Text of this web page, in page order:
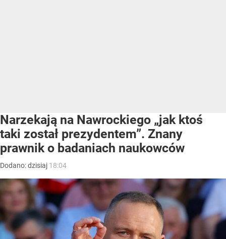
Narzekają na Nawrockiego „jak ktoś
taki został prezydentem”. Znany
prawnik o badaniach naukowców
Dodano:dzisiaj 18:04